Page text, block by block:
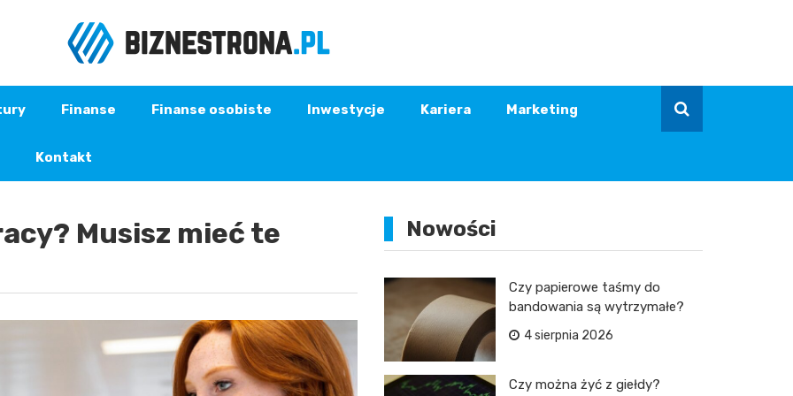
Finanse Finanse osobiste Inwestycje Kariera Marketing
Kontakt
Musisz mieć te
Nowości
Czy papierowe taśmy do
bandowania są wytrzymałe?
4 sierpnia 2026
Czy można żyć z giełdy?